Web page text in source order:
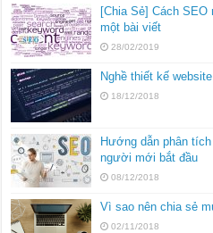
[Chia Sẻ] Cách
một bài viết
28/02/2019
Nghề thiết kế
18/12/2018
Hướng dẫn phân
người mới bắt đầu
08/12/2018
Vì sao nên chia sẻ
02/11/2018